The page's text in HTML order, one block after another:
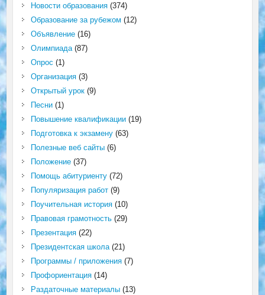
Новости образования(374)
Образование за рубежом (12)
Объявление(16)
Олимпиада(87)
Опрос (1)
Организация(3)
Открытый урок(9)
Песни(1)
Повышение квалификации(19)
Подготовка к экзамену(63)
Полезные веб сайты(6)
Положение(37)
Помощь абитуриенту(72)
Популяризация работ(9)
Поучительная история(10)
Правовая грамотность(29)
Презентация(22)
Президентская школа(21)
Программы / приложения(7)
Профориентация(14)
Раздаточные материалы(13)